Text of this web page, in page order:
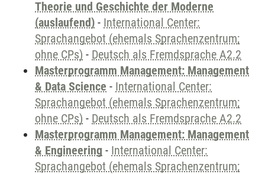
Theorie und Geschichte der Moderne
(auslaufend) - International Center:
Sprachangebot (ehemals Sprachenzentrum;
ohne CPs) - Deutsch als Fremdsprache A2.2
Masterprogramm Management: Management
& Data Science - International Center:
Sprachangebot (ehemals Sprachenzentrum;
ohne CPs) - Deutsch als Fremdsprache A2.2
Masterprogramm Management: Management
& Engineering - International Center:
Sprachangebot (ehemals Sprachenzentrum;